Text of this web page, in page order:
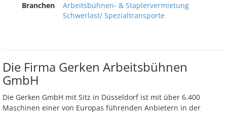
Branchen
Arbeitsbühnen- & Staplervermietung
Schwerlast/ Spezialtransporte
Die Firma Gerken Arbeitsbühnen
GmbH
Die Gerken GmbH mit Sitz in Düsseldorf ist mit über 6.400
Maschinen einer von Europas führenden Anbietern in der